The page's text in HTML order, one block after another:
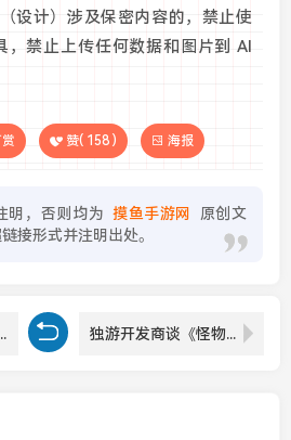
设计）涉及保密内容的，禁止使
，禁止上传任何数据和图片到 AI
赞( 158 ) 海报
明，否则均为 摸鱼手游网
原创文
接形式并注明出处。
新高 2月佳作扎堆居功至伟 独游开发商谈《怪物猎人：荒野》：它发售后 我游戏卖不出去了！